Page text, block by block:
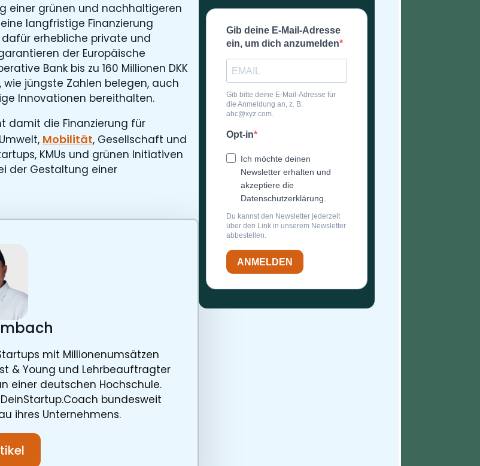
einer grünen und nachhaltigeren
langfristige Finanzierung
erhebliche private und
der Europäische
Bank bis zu 160 Millionen DKK
jüngste Zahlen belegen, auch
Innovationen bereithalten.
damit die Finanzierung für
Mobilität, Gesellschaft und
KMUs und grünen Initiativen
der Gestaltung einer
mit Millionenumsätzen
& Young und Lehrbeauftragter
einer deutschen Hochschule.
bundesweit
ihres Unternehmens.
Gib deine E-Mail-Adresse
ein, um dich anzumelden
Gib bitte deine E-Mail-Adresse für
die Anmeldung an, z. B.
abc@xyz.com.
Opt-in
Ich möchte deinen
Newsletter erhalten und
akzeptiere die
Datenschutzerklärung.
Du kannst den Newsletter jederzeit
über den Link in unserem Newsletter
abbestellen.
ANMELDEN